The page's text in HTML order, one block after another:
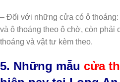
– Đối với những cửa có ô
và ô thoáng theo ô chờ, còn phải
thoáng và vật tư kèm theo.
5. Những mẫu cửa